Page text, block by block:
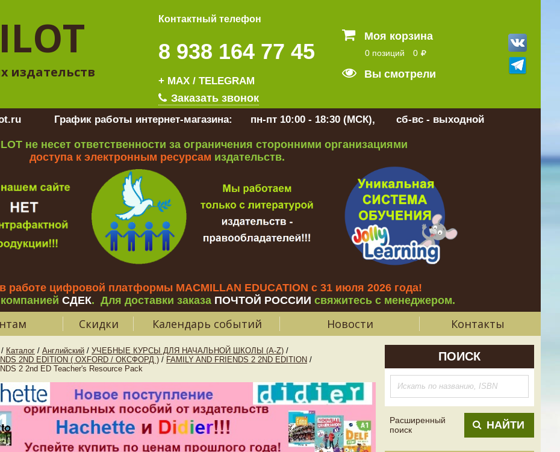
издательств
Контактный телефон
8 938 164 77 45
+ MAX / TELEGRAM
Заказать звонок
Моя корзина
0 позиций 0
Вы смотрели
График работы интернет-магазина: пн-пт 10:00 - 18:30 (МСК), сб-вс - выходной
не несет ответственности за ограничения сторонними организациями
доступа к электронным ресурсам издательств.
цифровой платформы MACMILLAN EDUCATION с 31 июля 2026 года!
СДЕК. Для доставки заказа ПОЧТОЙ РОССИИ свяжитесь с менеджером.
Скидки Календарь событий Новости Контакты
/ Каталог / Английский / УЧЕБНЫЕ КУРСЫ ДЛЯ НАЧАЛЬНОЙ ШКОЛЫ (A-Z) /
2ND EDITION ( OXFORD / ОКСФОРД ) / FAMILY AND FRIENDS 2 2ND EDITION /
2 2nd ED Teacher's Resource Pack
ПОИСК
Расширенный
поиск
НАЙТИ